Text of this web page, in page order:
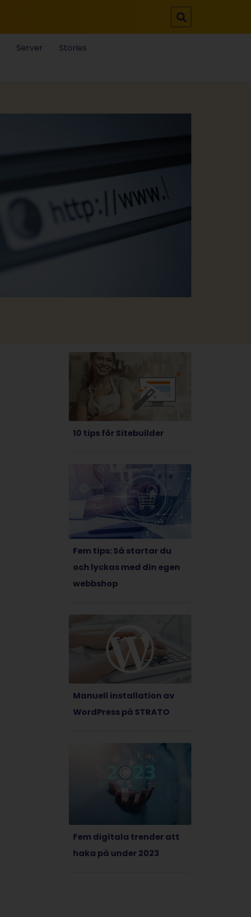
Server Stories
10 tips för Sitebuilder
Fem tips: Så startar du
och lyckas med din egen
webbshop
Manuell installation av
WordPress på STRATO
Fem digitala trender att
haka på under 2023